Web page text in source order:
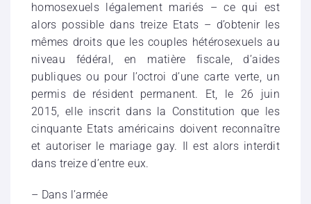
homosexuels légalement mariés – ce qui est
alors possible dans treize Etats – d’obtenir les
mêmes droits que les couples hétérosexuels au
niveau fédéral, en matière fiscale, d’aides
publiques ou pour l’octroi d’une carte verte, un
permis de résident permanent. Et, le 26 juin
2015, elle inscrit dans la Constitution que les
cinquante Etats américains doivent reconnaître
et autoriser le mariage gay. Il est alors interdit
dans treize d’entre eux.
– Dans l’armée